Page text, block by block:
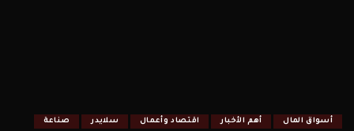
أسواق المال أهم الأخبار اقتصاد وأعمال سلايدر
صناعة